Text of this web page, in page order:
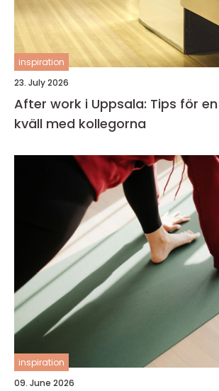
inspiration
23. July 2026
After work i Uppsala: Tips för
kväll med kollegorna
inspiration
09. June 2026